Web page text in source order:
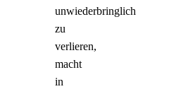
unwiederbringlich
zu
verlieren,
macht
in